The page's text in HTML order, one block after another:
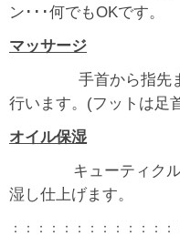
ン･･･何でもOKです。
マッサージ
手首から指先ま
行います。(フットは足
オイル保湿
キューティク
湿し仕上げます。
：：：：：：：：：：：：